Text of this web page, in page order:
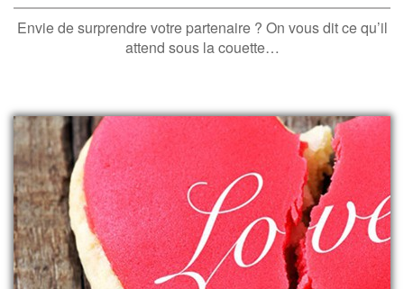
Envie de surprendre votre partenaire ? On vous dit ce qu’il
attend sous la couette…